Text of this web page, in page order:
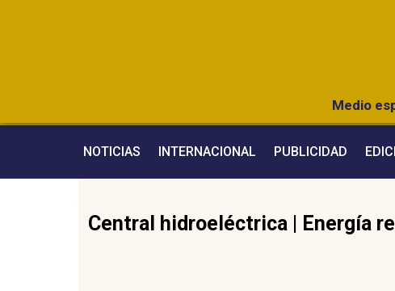
Medio
NOTICIAS INTERNACIONAL PUBLICIDAD
Central hidroeléctrica Energía